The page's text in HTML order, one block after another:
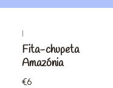
|
Fita-chupeta
Amazónia
€6